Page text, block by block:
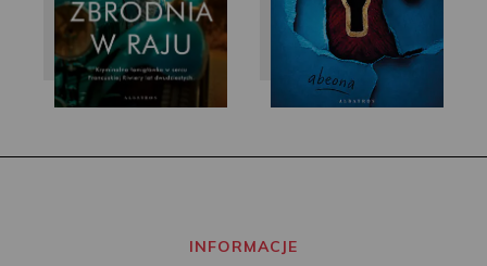
INFORMACJE